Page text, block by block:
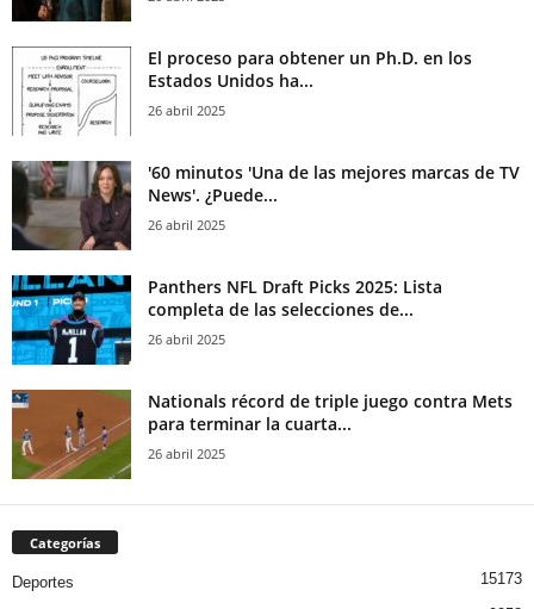
El proceso para obtener un Ph.D. en los
Estados Unidos ha...
26 abril 2025
'60 minutos 'Una de las mejores marcas de TV
News'. ¿Puede...
26 abril 2025
Panthers NFL Draft Picks 2025: Lista
completa de las selecciones de...
26 abril 2025
Nationals récord de triple juego contra Mets
para terminar la cuarta...
26 abril 2025
Categorías
Deportes 15173